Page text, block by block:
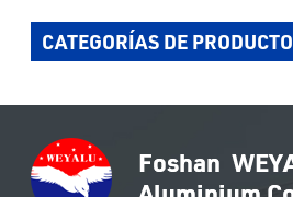
están disponibles en
diferentes secciones
transversales con una amplia
estructurales. Los perfiles de
perforan a medida según las
preferencias del cliente.
CATEGORÍAS DE PRODUCTO